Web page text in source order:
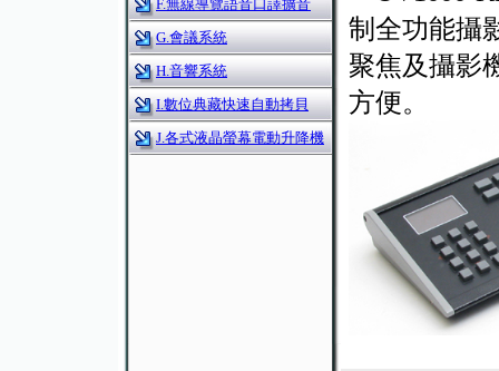
制全功能攝
聚焦及攝影
方便。
F.無線導覽語音口譯擴音
G.會議系統
H.音響系統
I.數位典藏快速自動拷貝
J.各式液晶螢幕電動升降機